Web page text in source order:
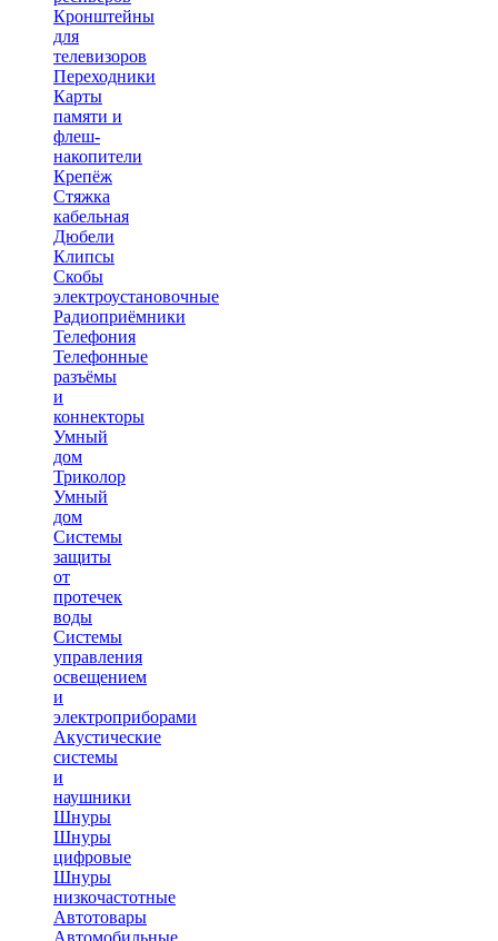
Кронштейны
для
телевизоров
Переходники
Карты
памяти и
флеш-
накопители
Крепёж
Стяжка
кабельная
Дюбели
Клипсы
Скобы
электроустановочные
Радиоприёмники
Телефония
Телефонные
разъёмы
и
коннекторы
Умный
дом
Триколор
Умный
дом
Системы
защиты
от
протечек
воды
Системы
управления
освещением
и
электроприборами
Акустические
системы
и
наушники
Шнуры
Шнуры
цифровые
Шнуры
низкочастотные
Автотовары
Автомобильные